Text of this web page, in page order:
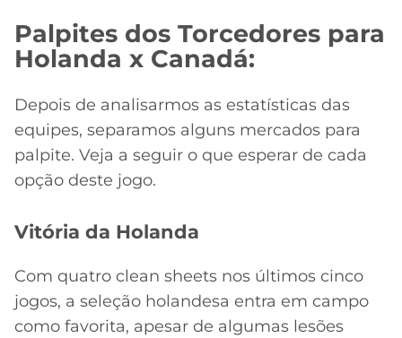
ONLINE
2026
GRÊMIO
MG
CRUZEIRO
LALIGA
Palpites dos Torcedores para
Holanda x Canadá:
Depois de analisarmos as estatísticas das
equipes, separamos alguns mercados para
palpite. Veja a seguir o que esperar de cada
opção deste jogo.
Vitória da Holanda
Com quatro clean sheets nos últimos cinco
jogos, a seleção holandesa entra em campo
como favorita, apesar de algumas lesões